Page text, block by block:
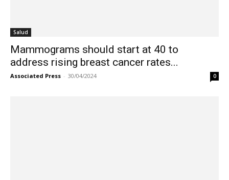
Salud
Mammograms should start at 40 to
address rising breast cancer rates...
Associated Press - 30/04/2024 0